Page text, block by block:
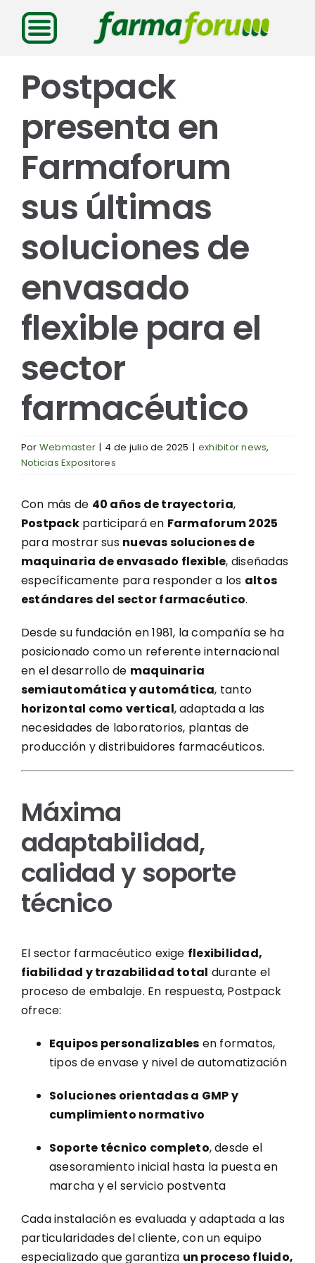
Saltar
contenido
Postpack
presenta en
Farmaforum
sus últimas
soluciones de
envasado
flexible para el
sector
farmacéutico
Por Webmaster | 4 de julio de 2025 | exhibitor news,
Noticias Expositores
Con más de 40 años de trayectoria,
Postpackparticipará en Farmaforum 2025
para mostrar sus nuevas soluciones de
maquinaria de envasado flexible, diseñadas
específicamente para responder a los altos
estándares del sector farmacéutico.
Desde su fundación en 1981, la compañía se ha
posicionado como un referente internacional
en el desarrollo de maquinaria
semiautomática y automática, tanto
horizontal como vertical, adaptada a las
necesidades de laboratorios, plantas de
producción y distribuidores farmacéuticos.
Máxima
adaptabilidad,
calidad y soporte
técnico
El sector farmacéutico exige flexibilidad,
fiabilidad y trazabilidad total durante el
proceso de embalaje. En respuesta, Postpack
ofrece:
Equipos personalizables en formatos,
tipos de envase y nivel de automatización
Soluciones orientadas a GMP y
cumplimiento normativo
Soporte técnico completo, desde el
asesoramiento inicial hasta la puesta en
marcha y el servicio postventa
Cada instalación es evaluada y adaptada a las
particularidades del cliente, con un equipo
especializado que garantiza un proceso fluido,